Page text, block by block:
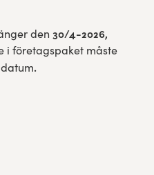
den 30/4-2026,
i företagspaket måste
.​